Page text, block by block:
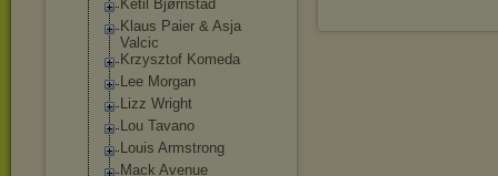
Ketil Bjørnstad
Klaus Paier & Asja
Valcic
Krzysztof Komeda
Lee Morgan
Lizz Wright
Lou Tavano
Louis Armstrong
Mack Avenue